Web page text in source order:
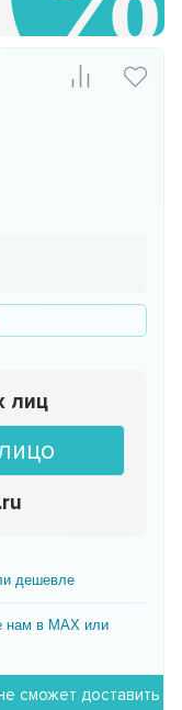
лиц
дешевле
нам в MAX или
сможет доставить